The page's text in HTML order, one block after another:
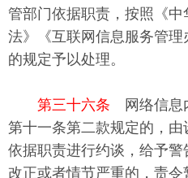
管部门依据职责，按照《
法》《互联网信息服务管
的规定予以处理。
第三十六条 网络信息
第十一条第二款规定的，
依据职责进行约谈，给予
改正或者情节严重的，责